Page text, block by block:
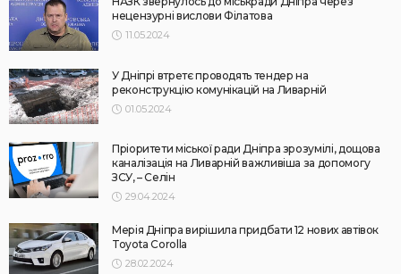
нецензурні вислови Філатова
11.05.2024
У Дніпрі втретє проводять тендер на
реконструкцію комунікацій на Ливарній
01.05.2024
Пріоритети міської ради Дніпра зрозумілі, дощова
каналізація на Ливарній важливіша за допомогу
ЗСУ, – Селін
29.04.2024
Мерія Дніпра вирішила придбати 12 нових автівок
Toyota Corolla
28.02.2024